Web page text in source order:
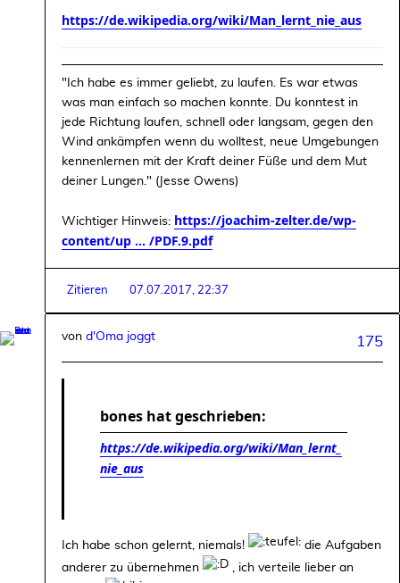
https://de.wikipedia.org/wiki/Man_lernt_nie_aus
"Ich habe es immer geliebt, zu laufen. Es war etwas
was man einfach so machen konnte. Du konntest in
jede Richtung laufen, schnell oder langsam, gegen den
Wind ankämpfen wenn du wolltest, neue Umgebungen
kennenlernen mit der Kraft deiner Füße und dem Mut
deiner Lungen." (Jesse Owens)
Wichtiger Hinweis: https://joachim-zelter.de/wp-
content/up ... /PDF.9.pdf
Zitieren 07.07.2017, 22:37
175
von d'Oma joggt
bones hat geschrieben:
https://de.wikipedia.org/wiki/Man_lernt_
nie_aus
Ich habe schon gelernt, niemals!
die Aufgaben
anderer zu übernehmen
, ich verteile lieber an